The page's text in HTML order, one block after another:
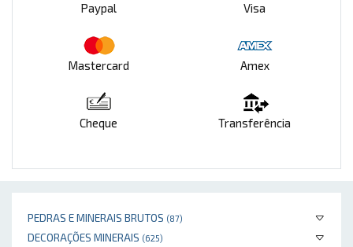
PEDRAS E MINERAIS BRUTOS (87)
DECORAÇÕES MINERAIS (625)
Paypal Visa
Mastercard Amex
Cheque Transferência